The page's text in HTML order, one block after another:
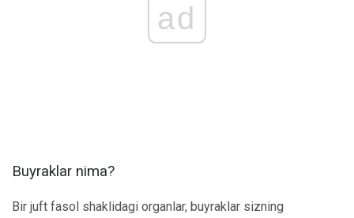
ad
Buyraklar nima?
Bir juft fasol shaklidagi organlar, buyraklar sizning